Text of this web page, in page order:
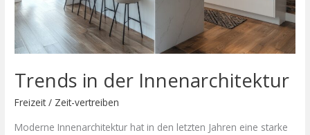
Trends in der Innenarchitektur
Freizeit/ Zeit-vertreiben
Moderne Innenarchitektur hat in den letzten Jahren eine starke